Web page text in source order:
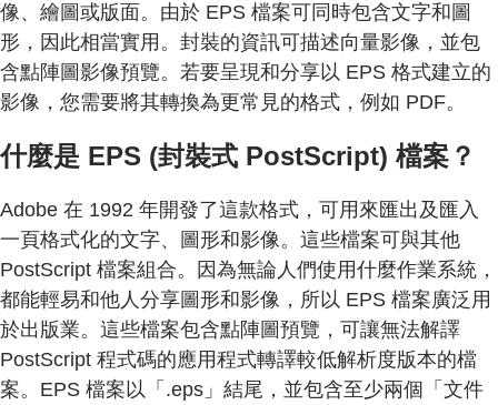
像、繪圖或版面。由於 EPS 檔案可同時包含文字和圖
形，因此相當實用。封裝的資訊可描述向量影像，並包
含點陣圖影像預覽。若要呈現和分享以 EPS 格式建立的
影像，您需要將其轉換為更常見的格式，例如 PDF。
什麼是 EPS (封裝式 PostScript) 檔案？
Adobe 在 1992 年開發了這款格式，可用來匯出及匯入
一頁格式化的文字、圖形和影像。這些檔案可與其他
PostScript 檔案組合。因為無論人們使用什麼作業系統，
都能輕易和他人分享圖形和影像，所以 EPS 檔案廣泛用
於出版業。這些檔案包含點陣圖預覽，可讓無法解譯
PostScript 程式碼的應用程式轉譯較低解析度版本的檔
案。EPS 檔案以「.eps」結尾，並包含至少兩個「文件